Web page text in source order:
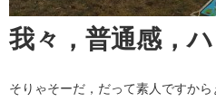
我々，普通感，
そりゃそーだ，だって素人ですから